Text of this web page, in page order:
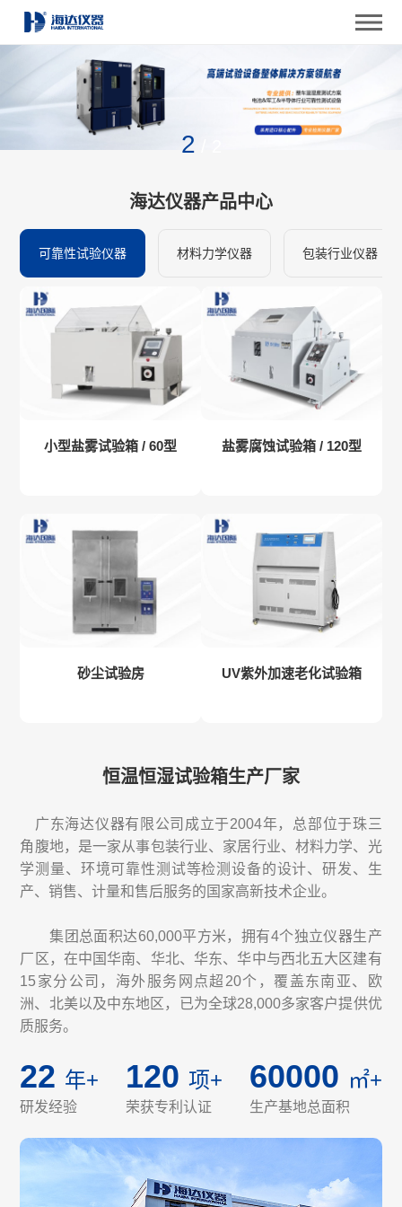
2
海达仪器产品中心
可靠性试验仪器 材料力学仪器 包装行业仪器
小型盐雾试验箱 / 60型 盐雾腐蚀试验箱 / 120型
砂尘试验房 UV紫外加速老化试验箱
恒温恒湿试验箱生产厂家
广东海达仪器有限公司成立于2004年，总部位于珠三
角腹地，是一家从事包装行业、家居行业、材料力学、光
学测量、环境可靠性测试等检测设备的设计、研发、生
产、销售、计量和售后服务的国家高新技术企业。
集团总面积达60,000平方米，拥有4个独立仪器生产
厂区，在中国华南、华北、华东、华中与西北五大区建有
15家分公司，海外服务网点超20个，覆盖东南亚、欧
洲、北美以及中东地区，已为全球28,000多家客户提供优
质服务。
22 年+
研发经验
120 项+
荣获专利认证
60000 ㎡+
生产基地总面积